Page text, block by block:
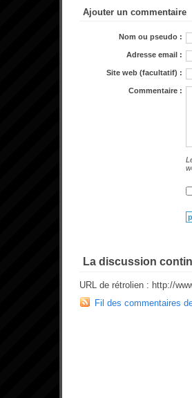
Ajouter un commentaire
Nom ou pseudo :
Adresse email :
Site web (facultatif) :
Commentaire :
La discussion
URL de rétrolien : http://
Fil des commentaires